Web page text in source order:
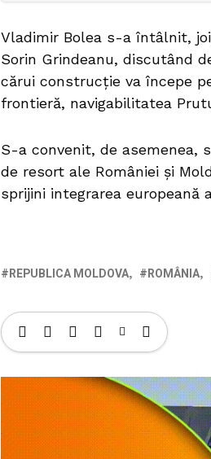
Vladimir Bolea s-a întâlnit,
Sorin Grindeanu, discutând
cărui construcție va începe
frontieră, navigabilitatea
S-a convenit, de asemenea,
de resort ale României și
sprijini integrarea europeană
REPUBLICA MOLDOVA ROMÂNIA